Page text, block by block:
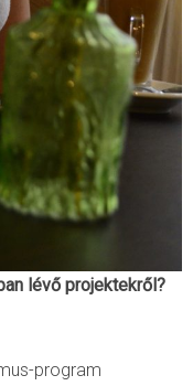
lévő projektekről?
program